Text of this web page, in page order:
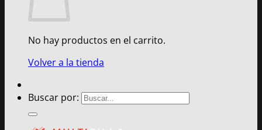
No hay productos en el carrito.
Volver a la tienda
Buscar por: